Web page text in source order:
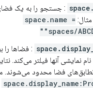
: جستجو را به یک
space.name =
"spaces/
: فضاها را
نمایشی آنها فیلتر می‌کند.
تطابق‌های فضا محدود می‌شوند.